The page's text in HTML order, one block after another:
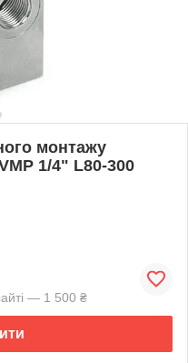
монтажу
1/4" L80-300
— 1 500 ₴